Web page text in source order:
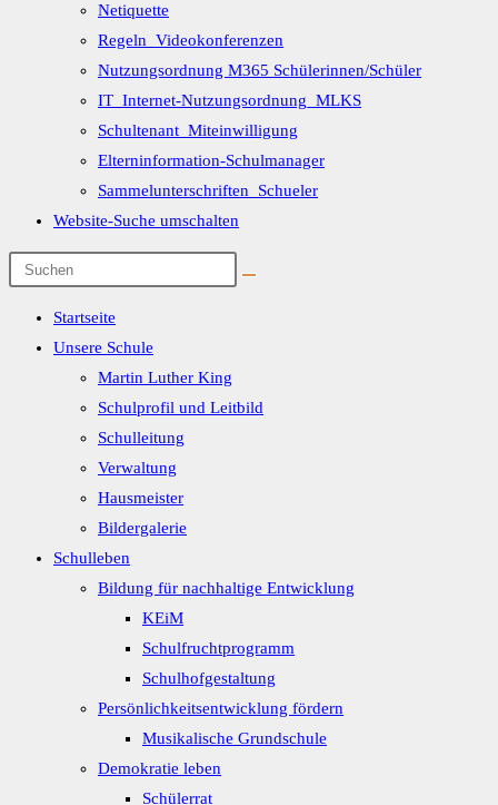
Netiquette
Regeln_Videokonferenzen
Nutzungsordnung M365 Schülerinnen/Schüler
IT_Internet-Nutzungsordnung_MLKS
Schultenant_Miteinwilligung
Elterninformation-Schulmanager
Sammelunterschriften_Schueler
Website-Suche umschalten
Startseite
Unsere Schule
Martin Luther King
Schulprofil und Leitbild
Schulleitung
Verwaltung
Hausmeister
Bildergalerie
Schulleben
Bildung für nachhaltige Entwicklung
KEiM
Schulfruchtprogramm
Schulhofgestaltung
Persönlichkeitsentwicklung fördern
Musikalische Grundschule
Demokratie leben
Schülerrat